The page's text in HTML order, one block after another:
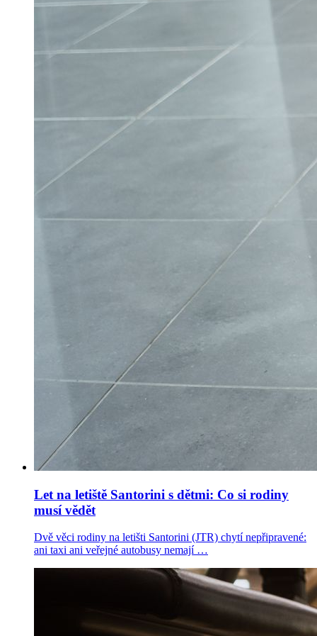
Let na letiště Santorini s dětmi: Co si rodiny
musí vědět
Dvě věci rodiny na letišti Santorini (JTR) chytí nepřipravené:
ani taxi ani veřejné autobusy nemají …